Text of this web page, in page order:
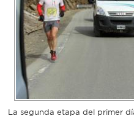
bondi
Boleto
Recorrido
La segunda etapa del primer